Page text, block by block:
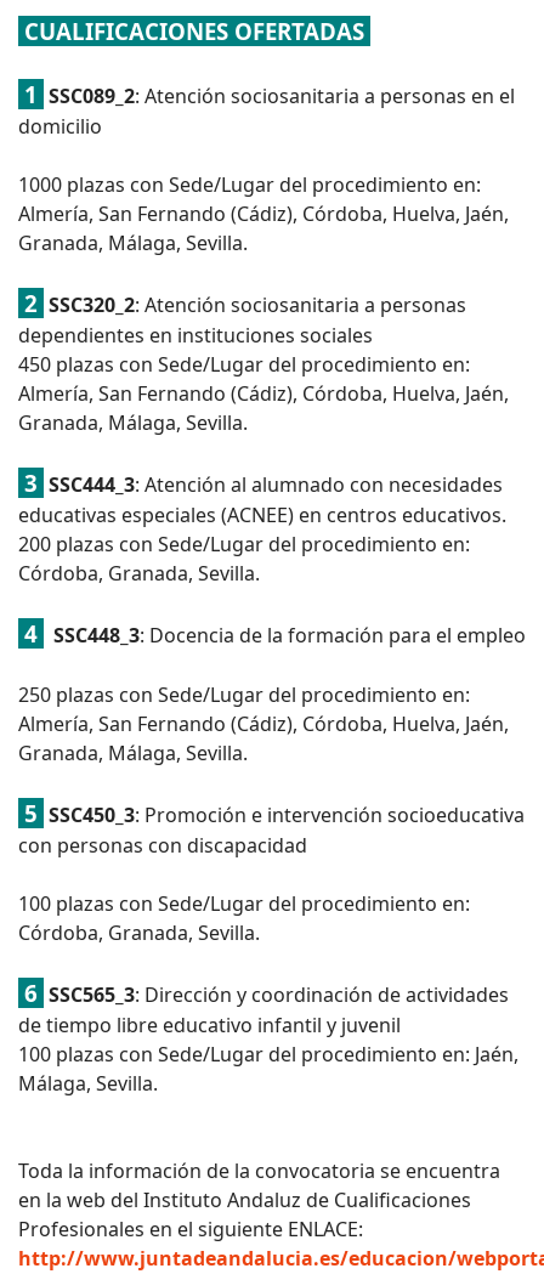
CUALIFICACIONES OFERTADAS
1 SSC089_2: Atención sociosanitaria a personas en el
domicilio
1000 plazas con Sede/Lugar del procedimiento en:
Almería, San Fernando (Cádiz), Córdoba, Huelva, Jaén,
Granada, Málaga, Sevilla.
2 SSC320_2: Atención sociosanitaria a personas
dependientes en instituciones sociales
450 plazas con Sede/Lugar del procedimiento en:
Almería, San Fernando (Cádiz), Córdoba, Huelva, Jaén,
Granada, Málaga, Sevilla.
3 SSC444_3: Atención al alumnado con necesidades
educativas especiales (ACNEE) en centros educativos.
200 plazas con Sede/Lugar del procedimiento en:
Córdoba, Granada, Sevilla.
4 SSC448_3: Docencia de la formación para el empleo
250 plazas con Sede/Lugar del procedimiento en:
Almería, San Fernando (Cádiz), Córdoba, Huelva, Jaén,
Granada, Málaga, Sevilla.
5 SSC450_3: Promoción e intervención socioeducativa
con personas con discapacidad
100 plazas con Sede/Lugar del procedimiento en:
Córdoba, Granada, Sevilla.
6 SSC565_3: Dirección y coordinación de actividades
de tiempo libre educativo infantil y juvenil
100 plazas con Sede/Lugar del procedimiento en: Jaén,
Málaga, Sevilla.
Toda la información de la convocatoria se encuentra
en la web del Instituto Andaluz de Cualificaciones
Profesionales en el siguiente ENLACE:
http://www.juntadeandalucia.es/educacion/